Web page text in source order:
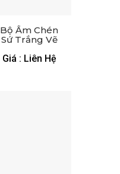
Bộ Ấm Chén
Sứ Trắng Vẽ
Viền Kim –
Giá : Liên Hệ